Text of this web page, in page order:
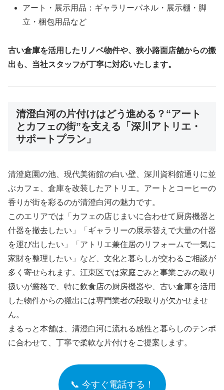
アート・展示用品：ギャラリーパネル・展示棚・脚
立・梱包用品など
古い倉庫を活用したリノベ物件や、狭小路面店舗からの搬
出も、当社スタッフが丁寧に対応いたします。
清澄白河の片付けはどう進める？“アート
とカフェの街”を支える「深川アトリエ・
サポートプラン」
清澄庭園の池、現代美術館の白い壁、深川資料館通りに並
ぶカフェ、倉庫を改装したアトリエ。アートとコーヒーの
香りが街を彩るのが清澄白河の魅力です。
このエリアでは「カフェの店じまいに合わせて厨房機器と
什器を撤去したい」「ギャラリーの展示替えで大量の什器
を運び出したい」「アトリエ兼住居のリフォームで一気に
家財を整理したい」など、文化と暮らしが交わるご相談が
多く寄せられます。江東区では家庭ごみと事業ごみの取り
扱いが厳格で、特に飲食店の厨房機器や、古い倉庫を活用
した物件からの搬出には専門業者の段取りが欠かせませ
ん。
まるっと本舗は、清澄白河に流れる感性と暮らしのテンポ
に合わせて、丁寧で柔軟な片付けをご提案します。
📞 今すぐ電話する！